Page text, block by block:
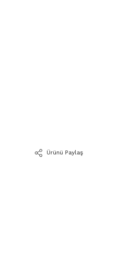
Ürünü Paylaş